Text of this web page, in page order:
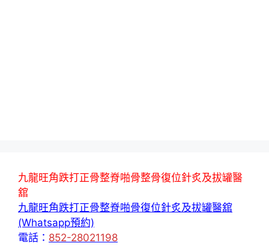
九龍旺角跌打正骨整脊啪骨整骨復位針炙及拔罐醫
舘
九龍旺角跌打正骨整脊啪骨復位針炙及拔罐醫舘
(Whatsapp預約)
電話： 852-28021198